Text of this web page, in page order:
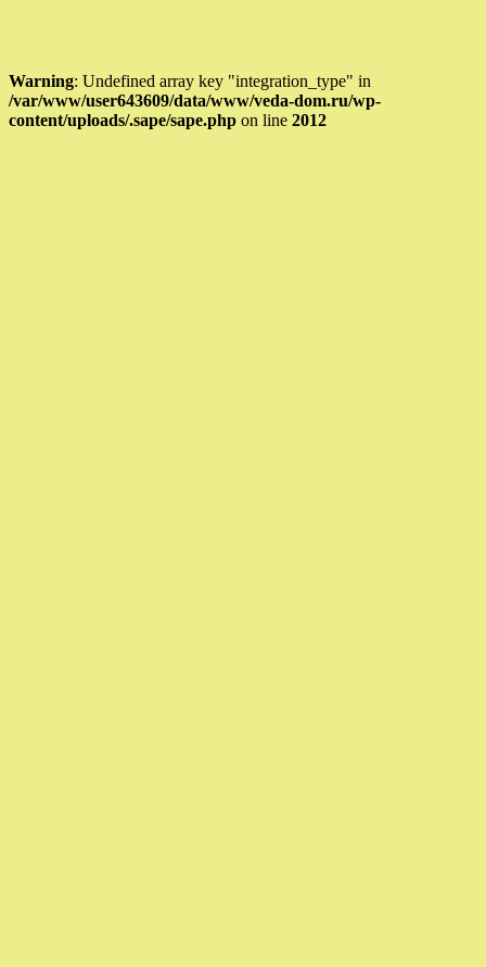
Warning: Undefined array key "integration_type" in
/var/www/user643609/data/www/veda-dom.ru/wp-
content/uploads/.sape/sape.php on line 2012